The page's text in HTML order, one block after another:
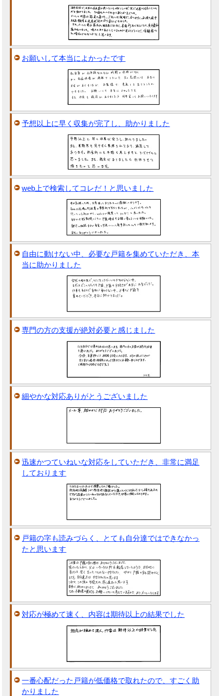
お願いして本当によかったです
予想以上に早く収集が完了し、助かりました
web上で検索してコレだ！と思いました
自由に動けない中、必要な戸籍を集めていただき、本
当に助かりました
専門の方の支援が絶対必要と感じました
細やかな対応ありがとうございました
迅速かつていねいな対応をしていただき、非常に満足
しております
戸籍の字も読みづらく、とても自分達ではできなかっ
たと思います
対応が極めて速く、内容は期待以上の結果でした
一番心配だった戸籍が低価格で取れたので、すごく助
かりました